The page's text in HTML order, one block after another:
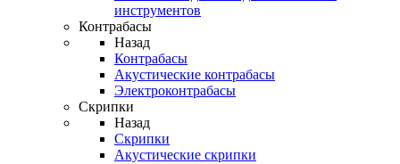
инструментов
Контрабасы
Назад
Контрабасы
Акустические контрабасы
Электроконтрабасы
Скрипки
Назад
Скрипки
Акустические скрипки